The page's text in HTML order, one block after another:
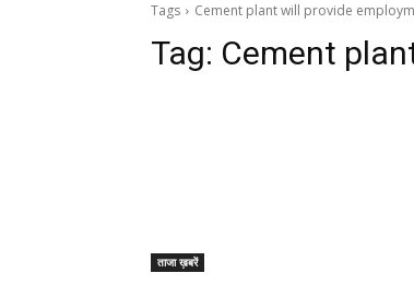
Tags Cement plant will provide
Tag: Cement
ताजा ख़बरें